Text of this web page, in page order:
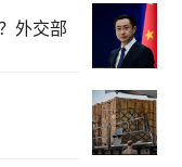
外交部